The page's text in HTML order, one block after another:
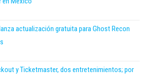
actualización gratuita para Ghost Recon
y Ticketmaster, dos entretenimientos; por